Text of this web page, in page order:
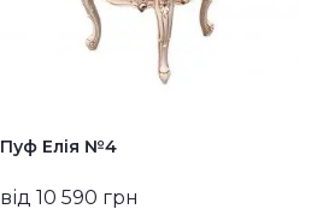
Пуф Елія №4
від 10 590 грн